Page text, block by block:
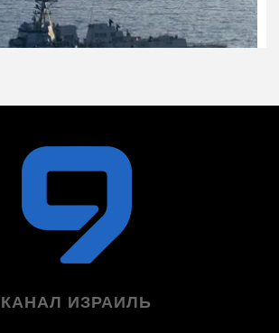
КАНАЛ ИЗРАИЛЬ